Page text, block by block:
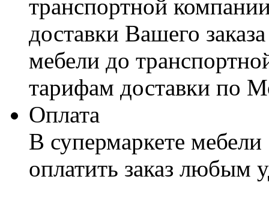
транспортной
доставки Вашего
мебели до
тарифам доставки по
Оплата
В супермаркете
оплатить заказ любым